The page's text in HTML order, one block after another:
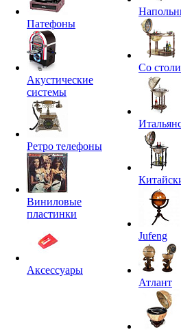
Патефоны
Акустические
системы
Ретро телефоны
Виниловые
пластинки
Аксессуары
Со
Jufeng
Атлант